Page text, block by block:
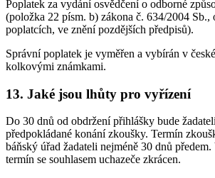
Poplatek za vydání osvědčení o odborné
(položka 22 písm. b) zákona č. 634/2004 Sb.,
poplatcích, ve znění pozdějších předpisů).
Správní poplatek je vyměřen a vybírán v
kolkovými známkami.
13. Jaké jsou lhůty pro vyřízení
Do 30 dnů od obdržení přihlášky bude
předpokládané konání zkoušky. Termín
báňský úřad žadateli nejméně 30 dnů
termín se souhlasem uchazeče zkrácen.